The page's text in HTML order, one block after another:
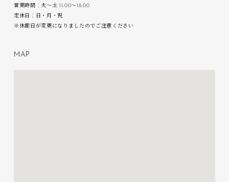
営業時間：火〜土 11:00〜18:00
定休日：日・月・祝
※休廊日が変更になりましたのでご注意ください
M A P